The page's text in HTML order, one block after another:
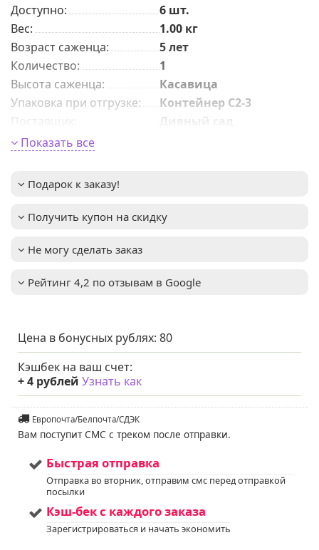
Доступно:
6 шт.
Вес:
1.00 кг
Возраст саженца:
5 лет
Количeствo:
1
Высота саженца:
Касавица
Упаковка при отгрузке:
Контейнер С2-3
Поставщик
Дивный сад
Форма хвои:
Зимостойкость:
Важное описание
солнечные места, но
насыщенным
Вид:
Обыкновенный
Услуга: Мы предлагаем
остались вопросы,
пожалуйста,
получения
Напишите нам в Viber
или WhatsApp
Код на питомнике:
55
Показать все
Подарок к заказу!
Получить купон на скидку
Не могу сделать заказ
Рейтинг 4,2 по отзывам в Google
Цена в бонусных рублях: 80
Кэшбек на ваш счет:
+4 рублей Узнать как
Европочта/Белпочта/СДЭК
Вам поступит СМС с треком после отправки.
Быстрая отправка
Отправка во вторник, отправим смс перед отправкой
посылки
Кэш-бек с каждого заказа
Зарегистрироваться и начать экономить